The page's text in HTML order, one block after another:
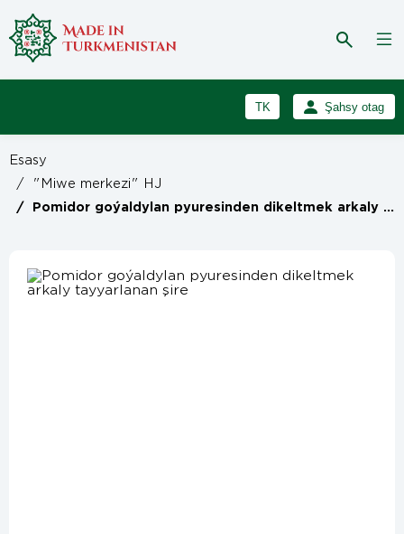
TK
RU
Şahsy otag
Esasy
/
"Miwe merkezi" HJ
/ Pomidor goýaldylan pyuresinden dikeltmek arkaly tayyarlanan şire